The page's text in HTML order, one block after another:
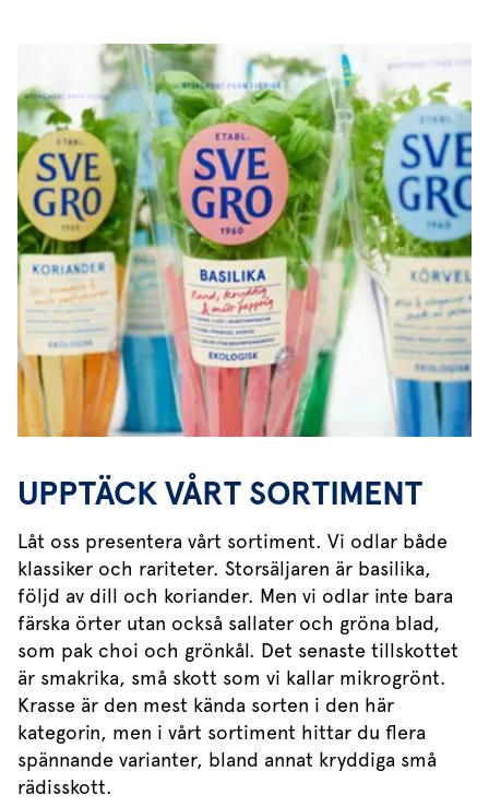
UPPTÄCK VÅRT SORTIMENT
Låt oss presentera vårt sortiment. Vi odlar både
klassiker och rariteter. Storsäljaren är basilika,
följd av dill och koriander. Men vi odlar inte bara
färska örter utan också sallater och gröna blad,
som pak choi och grönkål. Det senaste tillskottet
är smakrika, små skott som vi kallar mikrogrönt.
Krasse är den mest kända sorten i den här
kategorin, men i vårt sortiment hittar du flera
spännande varianter, bland annat kryddiga små
rädisskott.